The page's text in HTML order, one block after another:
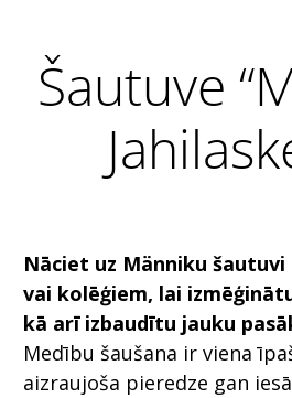
Šautuve
Nāciet uz Männiku
vai kolēģiem, lai
kā arī izbaudītu jauku
Medību šaušana ir viena
aizraujoša pieredze gan